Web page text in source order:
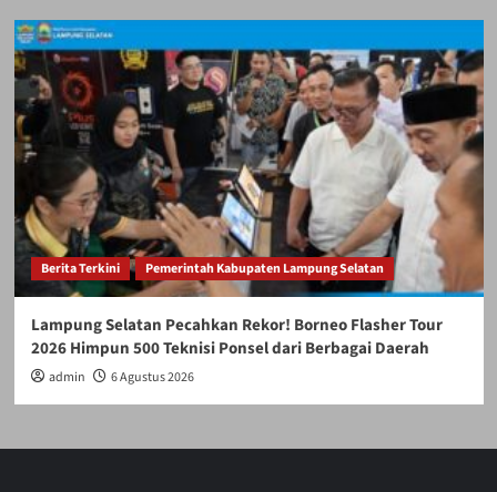
Berita Terkini Pemerintah Kabupaten Lampung Selatan
Lampung Selatan Pecahkan Rekor! Borneo Flasher Tour
2026 Himpun 500 Teknisi Ponsel dari Berbagai Daerah
admin 6 Agustus 2026